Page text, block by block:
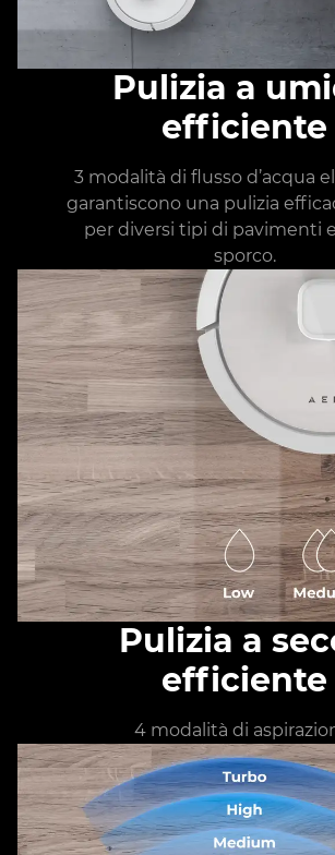
Pulizia a
efficiente
3 modalità di flusso d’acqua
garantiscono una pulizia
per diversi tipi di pavimenti
sporco.
Pulizia a
efficiente
4 modalità di